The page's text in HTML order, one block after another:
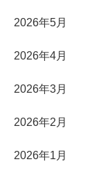
2026年5月
2026年4月
2026年3月
2026年2月
2026年1月